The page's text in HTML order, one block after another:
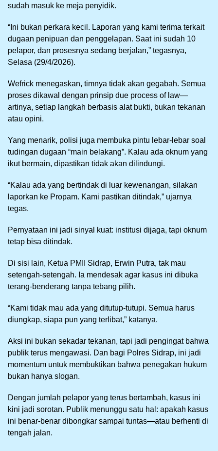
sudah masuk ke meja penyidik.
“Ini bukan perkara kecil. Laporan yang kami terima terkait
dugaan penipuan dan penggelapan. Saat ini sudah 10
pelapor, dan prosesnya sedang berjalan,” tegasnya,
Selasa (29/4/2026).
Wefrick menegaskan, timnya tidak akan gegabah. Semua
proses dikawal dengan prinsip due process of law—
artinya, setiap langkah berbasis alat bukti, bukan tekanan
atau opini.
Yang menarik, polisi juga membuka pintu lebar-lebar soal
tudingan dugaan “main belakang”. Kalau ada oknum yang
ikut bermain, dipastikan tidak akan dilindungi.
“Kalau ada yang bertindak di luar kewenangan, silakan
laporkan ke Propam. Kami pastikan ditindak,” ujarnya
tegas.
Pernyataan ini jadi sinyal kuat: institusi dijaga, tapi oknum
tetap bisa ditindak.
Di sisi lain, Ketua PMII Sidrap, Erwin Putra, tak mau
setengah-setengah. Ia mendesak agar kasus ini dibuka
terang-benderang tanpa tebang pilih.
“Kami tidak mau ada yang ditutup-tutupi. Semua harus
diungkap, siapa pun yang terlibat,” katanya.
Aksi ini bukan sekadar tekanan, tapi jadi pengingat bahwa
publik terus mengawasi. Dan bagi Polres Sidrap, ini jadi
momentum untuk membuktikan bahwa penegakan hukum
bukan hanya slogan.
Dengan jumlah pelapor yang terus bertambah, kasus ini
kini jadi sorotan. Publik menunggu satu hal: apakah kasus
ini benar-benar dibongkar sampai tuntas—atau berhenti di
tengah jalan.